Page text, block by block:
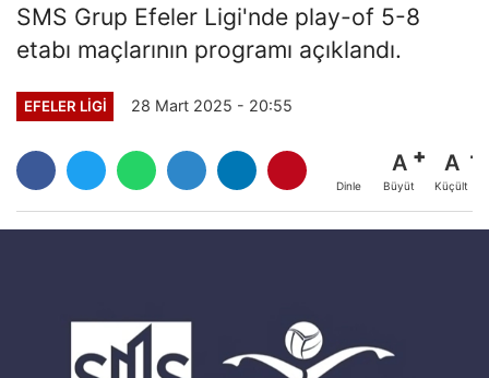
SMS Grup Efeler Ligi'nde play-of 5-8
etabı maçlarının programı açıklandı.
EFELER LIGI 28 Mart 2025 - 20:55
Dinle
A
Büyüt
A
Küçült